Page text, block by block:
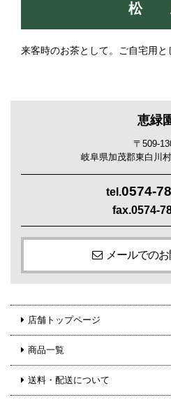
松
来客時のお茶として。ご自宅用と
恵緑
〒509-
岐阜県加茂郡東白川
tel.0574-
fax.0574-
メールでの
店舗トップページ
商品一覧
送料・配送について